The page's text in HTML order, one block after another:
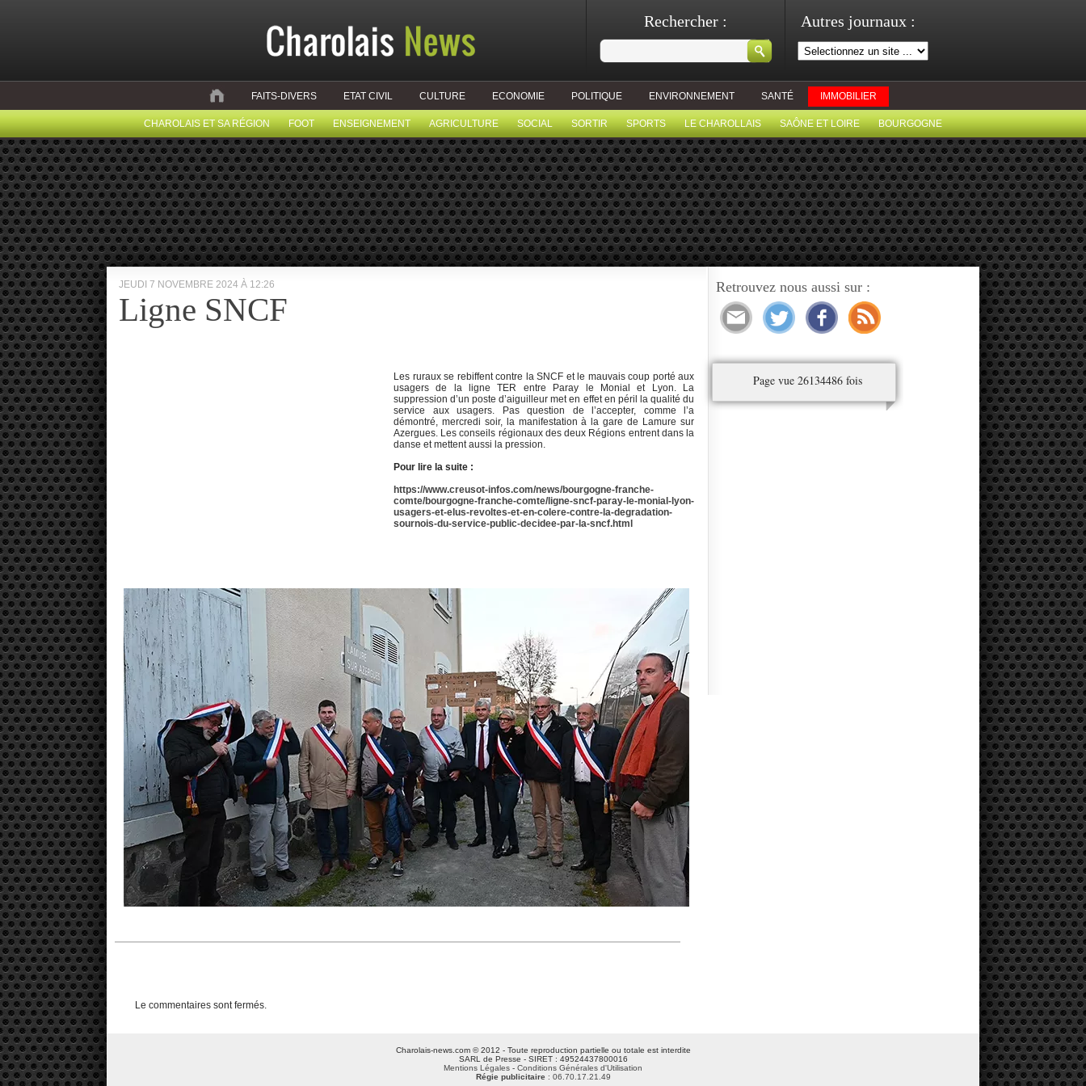
Autres journaux :
Rechercher :
FAITS-DIVERS ETAT CIVIL CULTURE ECONOMIE POLITIQUE ENVIRONNEMENT SANTÉ IMMOBILIER
CHAROLAIS ET SA RÉGION FOOT ENSEIGNEMENT AGRICULTURE SOCIAL SORTIR SPORTS LE CHAROLLAIS SAÔNE ET LOIRE BOURGOGNE
JEUDI 7 NOVEMBRE 2024 À 12:26
Ligne SNCF
Les ruraux se rebiffent contre la SNCF et le mauvais coup porté aux
usagers de la ligne TER entre Paray le Monial et Lyon. La
suppression d’un poste d’aiguilleur met en effet en péril la qualité du
service aux usagers. Pas question de l’accepter, comme l’a
démontré, mercredi soir, la manifestation à la gare de Lamure sur
Azergues. Les conseils régionaux des deux Régions entrent dans la
danse et mettent aussi la pression.
Pour lire la suite :
https://www.creusot-infos.com/news/bourgogne-franche-
comte/bourgogne-franche-comte/ligne-sncf-paray-le-monial-lyon-
usagers-et-elus-revoltes-et-en-colere-contre-la-degradation-
sournois-du-service-public-decidee-par-la-sncf.html
Le commentaires sont fermés.
Retrouvez nous aussi sur :
Page vue 26134486 fois
Charolais-news.com © 2012 - Toute reproduction partielle ou totale est interdite
SARL de Presse - SIRET : 49524437800016
Mentions Légales - Conditions Générales d'Utilisation
Régie publicitaire: 06.70.17.21.49